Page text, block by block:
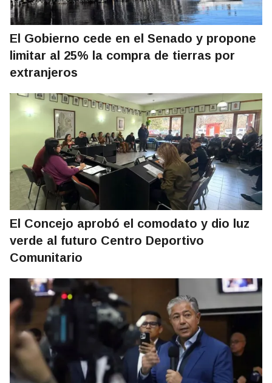
El Gobierno cede en el Senado y propone
limitar al 25% la compra de tierras por
extranjeros
El Concejo aprobó el comodato y dio luz
verde al futuro Centro Deportivo
Comunitario